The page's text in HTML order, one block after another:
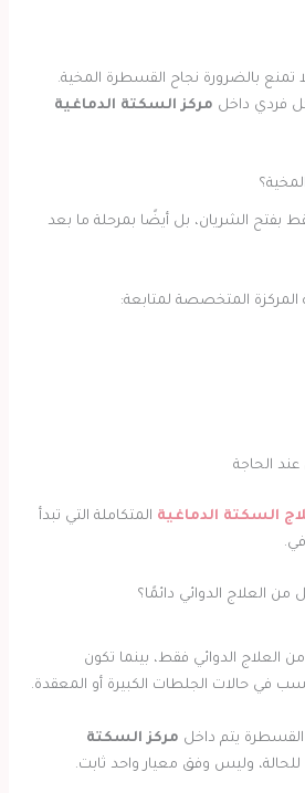
لا تمنع بالضرورة نجاح القسطرة المخية.
فردي داخل مركز السكتة الدماغية
بفتح الشريان، بل أيضًا بمرحلة ما بعد
المركزة المتخصصة لمتابعة:
عند الحاجة
السكتة الدماغية المتكاملة التي تبدأ
العلاج الدوائي دائمًا؟
الدوائي فقط، بينما تكون
في حالات الجلطات الكبيرة أو المعقدة.
القسطرة يتم داخل مركز السكتة
وليس وفق معيار واحد ثابت.